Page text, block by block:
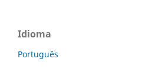
Idioma
Português